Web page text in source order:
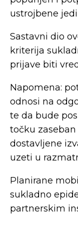
ustrojbene
Sastavni dio
kriterija
prijave biti
Napomena:
odnosi na
te da bude
točku
dostavljene
uzeti u
Planirane
sukladno
partnerskim